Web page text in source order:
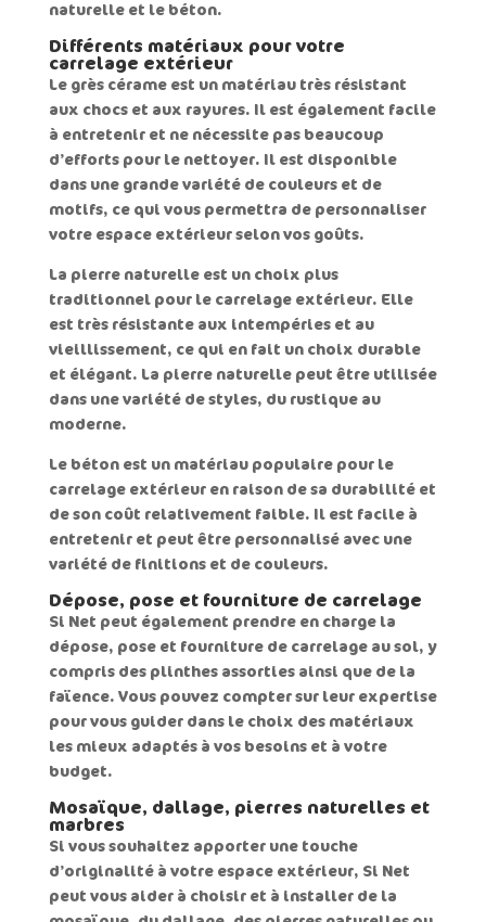
naturelle et le béton.
Différents matériaux pour votre
carrelage extérieur
Le grès cérameest un matériau très résistant
aux chocs et aux rayures. Il est également facile
à entretenir et ne nécessite pas beaucoup
d’efforts pour le nettoyer. Il est disponible
dans une grande variété de couleurs et de
motifs, ce qui vous permettra de personnaliser
votre espace extérieur selon vos goûts.
La pierre naturelleest un choix plus
traditionnel pour le carrelage extérieur. Elle
est très résistante aux intempéries et au
vieillissement, ce qui en fait un choix durable
et élégant. La pierre naturelle peut être utilisée
dans une variété de styles, du rustique au
moderne.
Le bétonest un matériau populaire pour le
carrelage extérieur en raison de sa durabilité et
de son coût relativement faible. Il est facile à
entretenir et peut être personnalisé avec une
variété de finitions et de couleurs.
Dépose, pose et fourniture de carrelage
Si Net peut également prendre en charge la
dépose, pose et fourniture de carrelage au sol, y
compris des plinthes assorties ainsi que de la
faïence. Vous pouvez compter sur leur expertise
pour vous guider dans le choix des matériaux
les mieux adaptés à vos besoins et à votre
budget.
Mosaïque, dallage, pierres naturelles et
marbres
Si vous souhaitez apporter une touche
d’originalité à votre espace extérieur, Si Net
peut vous aider à choisir et à installer de la